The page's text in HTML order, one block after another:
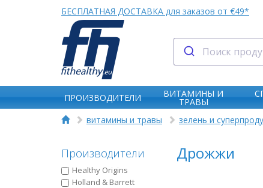
БЕСПЛАТНАЯ ДОСТАВКА для заказов от €49*
ПРОИЗВОДИТЕЛИ ВИТАМИНЫ И
ТРАВЫ
витамины и травы
зелень и
Производители
Healthy Origins
Holland & Barrett
Дрожжи